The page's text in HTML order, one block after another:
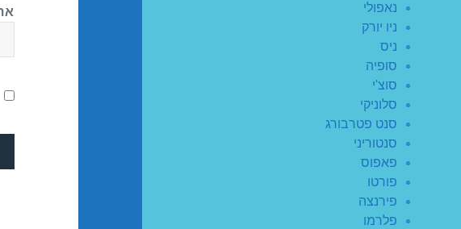
נאפולי
ניו יורק
ניס
סופיה
סוצ'י
סלוניקי
סנט פטרבורג
סנטוריני
פאפוס
פורטו
פירנצה
פלרמו